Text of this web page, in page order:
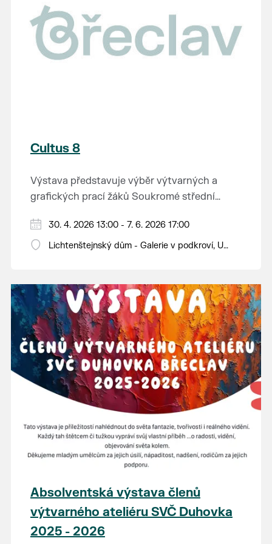
Cultus 8
Výstava představuje výběr výtvarných a
grafických prací žáků Soukromé střední
30. 4. 2026 13:00 - 7. 6. 2026 17:00
Lichtenštejnský dům - Galerie v podkroví, U
Absolventská výstava členů
výtvarného ateliéru SVČ Duhovka
2025 - 2026